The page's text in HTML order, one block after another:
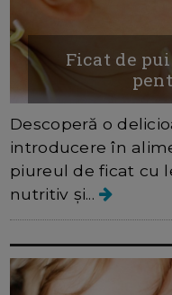
Ficat de
Descoperă o
introducere în
piureul de ficat cu
nutritiv și...